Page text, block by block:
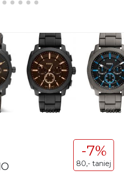
FS6097 FS6098
-7%
80,- taniej